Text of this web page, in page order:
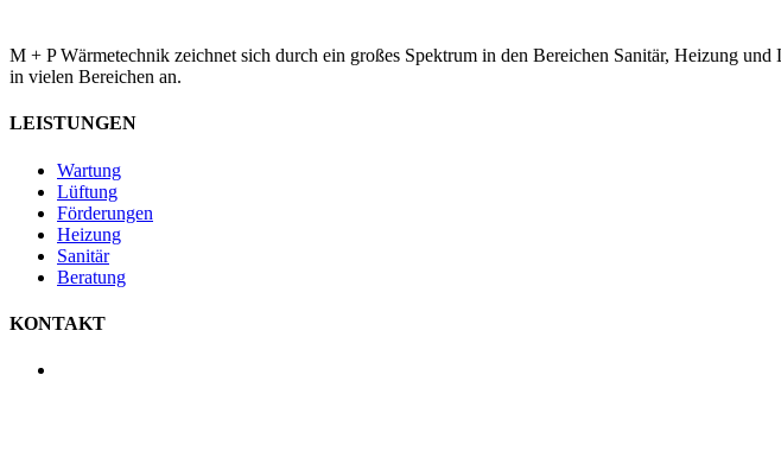
M + P Wärmetechnik zeichnet sich durch ein großes Spektrum in den Bereichen Sanitär, Heizung
in vielen Bereichen an.
LEISTUNGEN
Wartung
Lüftung
Förderungen
Heizung
Sanitär
Beratung
KONTAKT